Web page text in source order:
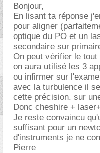
Bonjour,
En lisant ta réponse
pour aligner
optique du PO et un
secondaire sur
On peut vérifier le
on aura utilisé les 3
ou infirmer sur
avec la turbulence il
cette précision. sur
Donc cheshire +
Je reste convaincu
suffisant pour un
d'instruments je ne
Pierre